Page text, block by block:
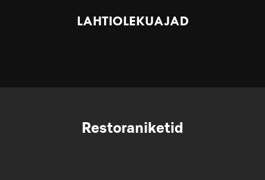
LAHTIOLEKUAJAD
Restoraniketid